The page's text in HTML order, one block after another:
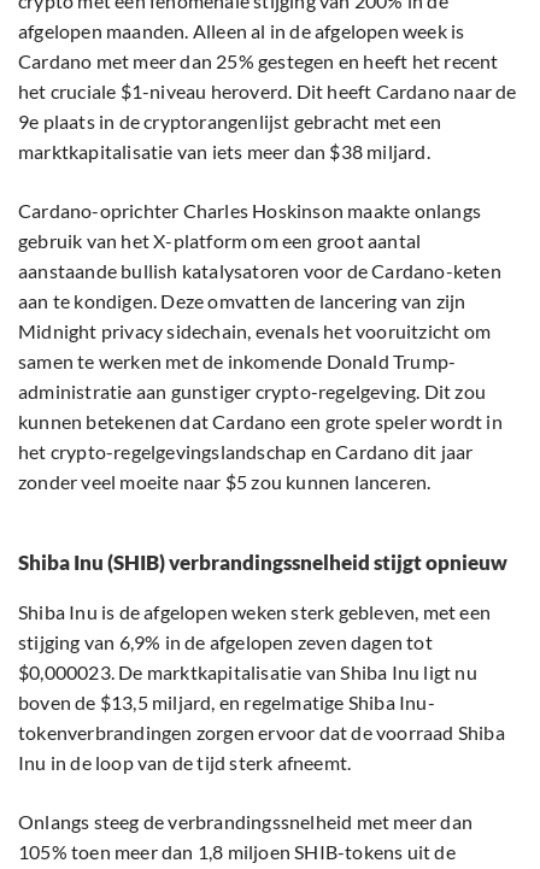
afgelopen maanden. Alleen al in de afgelopen week is
Cardano met meer dan 25% gestegen en heeft het recent
het cruciale $1-niveau heroverd. Dit heeft Cardano naar de
9e plaats in de cryptorangenlijst gebracht met een
marktkapitalisatie van iets meer dan $38 miljard.
Cardano-oprichter Charles Hoskinson maakte onlangs
gebruik van het X-platform om een groot aantal
aanstaande bullish katalysatoren voor de Cardano-keten
aan te kondigen. Deze omvatten de lancering van zijn
Midnight privacy sidechain, evenals het vooruitzicht om
samen te werken met de inkomende Donald Trump-
administratie aan gunstiger crypto-regelgeving. Dit zou
kunnen betekenen dat Cardano een grote speler wordt in
het crypto-regelgevingslandschap en Cardano dit jaar
zonder veel moeite naar $5 zou kunnen lanceren.
Shiba Inu (SHIB) verbrandingssnelheid stijgt opnieuw
Shiba Inu is de afgelopen weken sterk gebleven, met een
stijging van 6,9% in de afgelopen zeven dagen tot
$0,000023. De marktkapitalisatie van Shiba Inu ligt nu
boven de $13,5 miljard, en regelmatige Shiba Inu-
tokenverbrandingen zorgen ervoor dat de voorraad Shiba
Inu in de loop van de tijd sterk afneemt.
Onlangs steeg de verbrandingssnelheid met meer dan
105% toen meer dan 1,8 miljoen SHIB-tokens uit de